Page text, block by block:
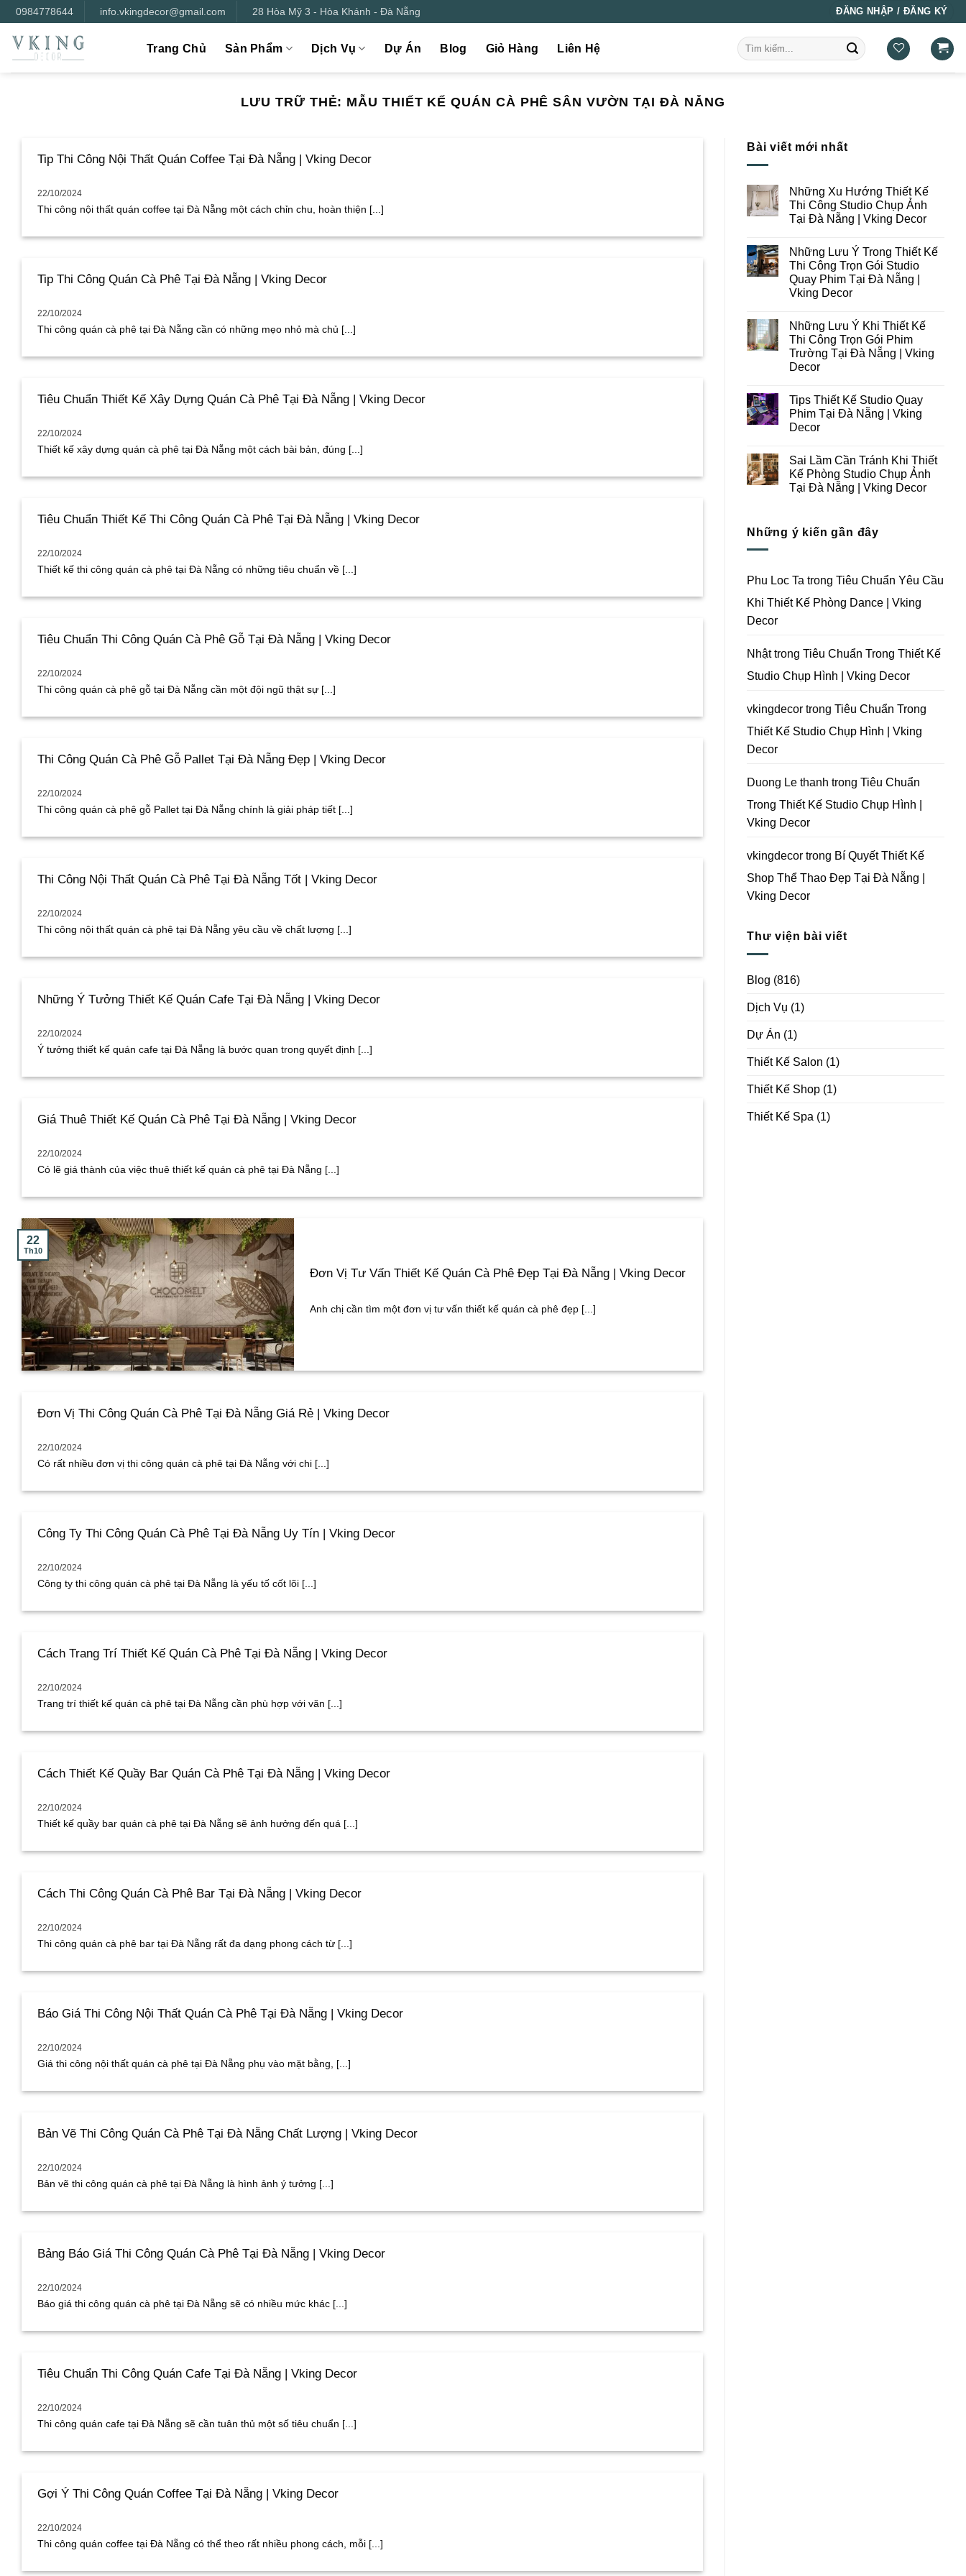
qua
nội
dung
0984778644 info.vkingdecor@gmail.com 28 Hòa Mỹ 3 - Hòa Khánh - Đà Nẵng ĐĂNG NHẬP / ĐĂNG KÝ
Trang Chủ Sản Phẩm Dịch Vụ Dự Án Blog Giỏ Hàng Liên Hệ
Tìm
kiếm:
LƯU TRỮ THẺ: MẪU THIẾT KẾ QUÁN CÀ PHÊ SÂN VƯỜN TẠI ĐÀ NẴNG
Tip Thi Công Nội Thất Quán Coffee Tại Đà Nẵng | Vking Decor
22/10/2024
Thi công nội thất quán coffee tại Đà Nẵng một cách chỉn chu, hoàn thiện [...]
Tip Thi Công Quán Cà Phê Tại Đà Nẵng | Vking Decor
22/10/2024
Thi công quán cà phê tại Đà Nẵng cần có những mẹo nhỏ mà chủ [...]
Tiêu Chuẩn Thiết Kế Xây Dựng Quán Cà Phê Tại Đà Nẵng | Vking Decor
22/10/2024
Thiết kế xây dựng quán cà phê tại Đà Nẵng một cách bài bản, đúng [...]
Tiêu Chuẩn Thiết Kế Thi Công Quán Cà Phê Tại Đà Nẵng | Vking Decor
22/10/2024
Thiết kế thi công quán cà phê tại Đà Nẵng có những tiêu chuẩn về [...]
Tiêu Chuẩn Thi Công Quán Cà Phê Gỗ Tại Đà Nẵng | Vking Decor
22/10/2024
Thi công quán cà phê gỗ tại Đà Nẵng cần một đội ngũ thật sự [...]
Thi Công Quán Cà Phê Gỗ Pallet Tại Đà Nẵng Đẹp | Vking Decor
22/10/2024
Thi công quán cà phê gỗ Pallet tại Đà Nẵng chính là giải pháp tiết [...]
Thi Công Nội Thất Quán Cà Phê Tại Đà Nẵng Tốt | Vking Decor
22/10/2024
Thi công nội thất quán cà phê tại Đà Nẵng yêu cầu về chất lượng [...]
Những Ý Tưởng Thiết Kế Quán Cafe Tại Đà Nẵng | Vking Decor
22/10/2024
Ý tưởng thiết kế quán cafe tại Đà Nẵng là bước quan trong quyết định [...]
Giá Thuê Thiết Kế Quán Cà Phê Tại Đà Nẵng | Vking Decor
22/10/2024
Có lẽ giá thành của việc thuê thiết kế quán cà phê tại Đà Nẵng [...]
Đơn Vị Tư Vấn Thiết Kế Quán Cà Phê Đẹp Tại Đà Nẵng | Vking Decor
Anh chị cần tìm một đơn vị tư vấn thiết kế quán cà phê đẹp [...]
22
Th10
Đơn Vị Thi Công Quán Cà Phê Tại Đà Nẵng Giá Rẻ | Vking Decor
22/10/2024
Có rất nhiều đơn vị thi công quán cà phê tại Đà Nẵng với chi [...]
Công Ty Thi Công Quán Cà Phê Tại Đà Nẵng Uy Tín | Vking Decor
22/10/2024
Công ty thi công quán cà phê tại Đà Nẵng là yếu tố cốt lõi [...]
Cách Trang Trí Thiết Kế Quán Cà Phê Tại Đà Nẵng | Vking Decor
22/10/2024
Trang trí thiết kế quán cà phê tại Đà Nẵng cần phù hợp với văn [...]
Cách Thiết Kế Quầy Bar Quán Cà Phê Tại Đà Nẵng | Vking Decor
22/10/2024
Thiết kế quầy bar quán cà phê tại Đà Nẵng sẽ ảnh hưởng đến quá [...]
Cách Thi Công Quán Cà Phê Bar Tại Đà Nẵng | Vking Decor
22/10/2024
Thi công quán cà phê bar tại Đà Nẵng rất đa dạng phong cách từ [...]
Báo Giá Thi Công Nội Thất Quán Cà Phê Tại Đà Nẵng | Vking Decor
22/10/2024
Giá thi công nội thất quán cà phê tại Đà Nẵng phụ vào mặt bằng, [...]
Bản Vẽ Thi Công Quán Cà Phê Tại Đà Nẵng Chất Lượng | Vking Decor
22/10/2024
Bản vẽ thi công quán cà phê tại Đà Nẵng là hình ảnh ý tưởng [...]
Bảng Báo Giá Thi Công Quán Cà Phê Tại Đà Nẵng | Vking Decor
22/10/2024
Báo giá thi công quán cà phê tại Đà Nẵng sẽ có nhiều mức khác [...]
Tiêu Chuẩn Thi Công Quán Cafe Tại Đà Nẵng | Vking Decor
22/10/2024
Thi công quán cafe tại Đà Nẵng sẽ cần tuân thủ một số tiêu chuẩn [...]
Gợi Ý Thi Công Quán Coffee Tại Đà Nẵng | Vking Decor
22/10/2024
Thi công quán coffee tại Đà Nẵng có thể theo rất nhiều phong cách, mỗi [...]
Bài viết mới nhất
Những Xu Hướng Thiết Kế
Thi Công Studio Chụp Ảnh
Tại Đà Nẵng | Vking Decor
bình
luận
ở
Những
Xu
Hướng
Thi
Công
Studio
Chụp
Ảnh
Tại
Vking
Decor
Những Lưu Ý Trong Thiết Kế
Thi Công Trọn Gói Studio
Quay Phim Tại Đà Nẵng |
Vking Decor
bình
luận
ở
Những
Lưu
Ý
Kế
Thi
Công
Trọn
Quay
Phim
Tại
Đà
Nẵng
Những Lưu Ý Khi Thiết Kế
Thi Công Trọn Gói Phim
Trường Tại Đà Nẵng | Vking
Decor
bình
luận
ở
Những
Khi
Thiết
Kế
Thi
Công
Trường
Tại
Vking
Decor
Tips Thiết Kế Studio Quay
Phim Tại Đà Nẵng | Vking
Decor
bình
luận
ở
Tips
Quay
Phim
Vking
Sai Lầm Cần Tránh Khi Thiết
Kế Phòng Studio Chụp Ảnh
Tại Đà Nẵng | Vking Decor
luận
ở
Tránh
Khi
Kế
Tại
Đà
Nẵng
|
Những ý kiến gần đây
Phu Loc Ta trong Tiêu Chuẩn Yêu Cầu
Khi Thiết Kế Phòng Dance | Vking
Decor
Nhậttrong Tiêu Chuẩn Trong Thiết Kế
Studio Chụp Hình | Vking Decor
vkingdecor trong Tiêu Chuẩn Trong
Thiết Kế Studio Chụp Hình | Vking
Decor
Duong Le thanh trong Tiêu Chuẩn
Trong Thiết Kế Studio Chụp Hình |
Vking Decor
vkingdecor trong Bí Quyết Thiết Kế
Shop Thể Thao Đẹp Tại Đà Nẵng |
Vking Decor
Thư viện bài viết
Blog (816)
Dịch Vụ (1)
Dự Án (1)
Thiết Kế Salon (1)
Thiết Kế Shop (1)
Thiết Kế Spa (1)